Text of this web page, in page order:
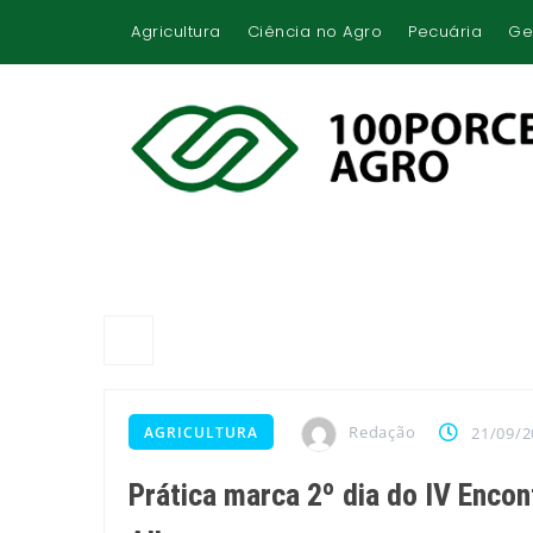
Agricultura Ciência no Agro Pecuária
AGRICULTURA Redação 21/09/
Prática marca 2º dia do IV